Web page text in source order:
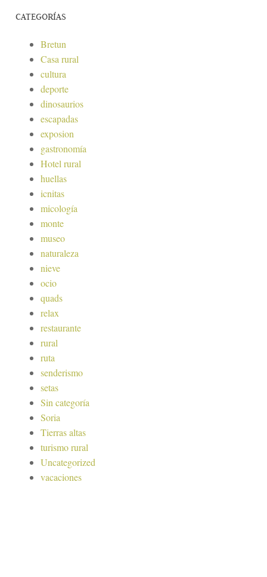
CATEGORÍAS
Bretun
Casa rural
cultura
deporte
dinosaurios
escapadas
exposion
gastronomía
Hotel rural
huellas
icnitas
micología
monte
museo
naturaleza
nieve
ocio
quads
relax
restaurante
rural
ruta
senderismo
setas
Sin categoría
Soria
Tierras altas
turismo rural
Uncategorized
vacaciones